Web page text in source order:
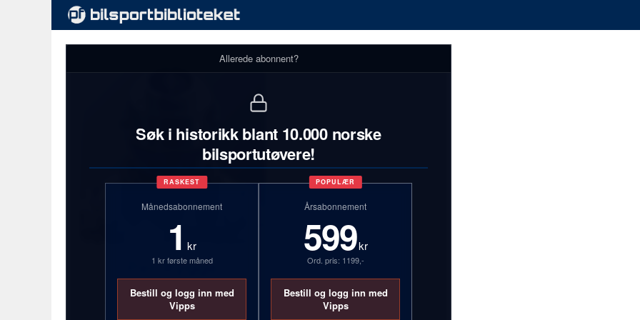
Per Rygge
Se full profilstatistikk med
Allerede abonnent?
Søk i historikk blant 10.000 norske
bilsportutøvere!
RASKEST
Månedsabonnement
1 kr
1 kr første måned
Bestill og logg inn med
Vipps
POPULÆR
Årsabonnement
599kr
Ord. pris: 1199,-
Bestill og logg inn med
Vipps